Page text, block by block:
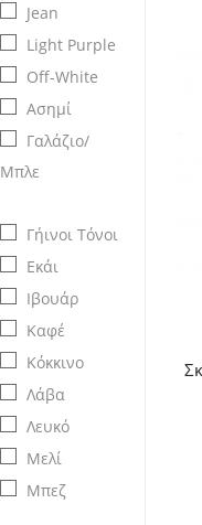
Jean
Light Purple
Off-White
Ασημί
Γαλάζιο/
Μπλε
Γήινοι Τόνοι
Εκάι
Ιβουάρ
Καφέ
Κόκκινο
Λάβα
Λευκό
Μελί
Μπεζ